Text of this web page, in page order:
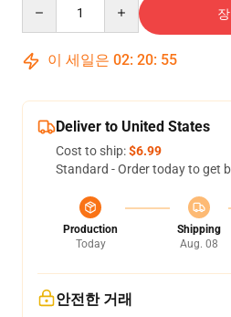
이 세일은 02: 20: 55
Deliver to United States
Cost to ship:$6.99
Standard - Order today to get
Production
Today
Shipping
Aug. 08
안전한 거래